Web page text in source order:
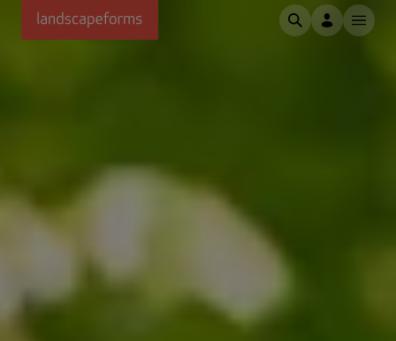
Saltar al contenido principal